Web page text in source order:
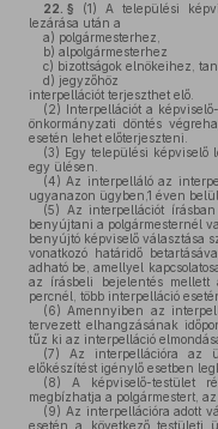
22. § (1) A települési
lezárása után a
a) polgármesterhez,
b) alpolgármesterhez
c) bizottságok elnökeihez,
d) jegyzőhöz
interpellációt terjeszthet elő.
(2) Interpellációt a
önkormányzati döntés
esetén lehet előterjeszteni.
(3) Egy települési képviselő
egy ülésen.
(4) Az interpelláló az
ugyanazon ügyben,1 éven
(5) Az interpellációt
benyújtani a polgármesternél
benyújtó képviselő választása
vonatkozó határidő
adható be, amellyel
az írásbeli bejelentés
percnél, több interpelláció
(6) Amennyiben az
tervezett elhangzásának
tűz ki az interpelláció
(7) Az interpellációra az
előkészítést igénylő esetben
(8) A képviselő-testület
megbízhatja a polgármestert,
(9) Az interpellációra adott
esetén a következő testületi